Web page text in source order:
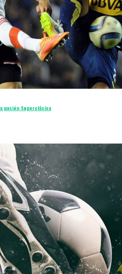
pasión Superclásica